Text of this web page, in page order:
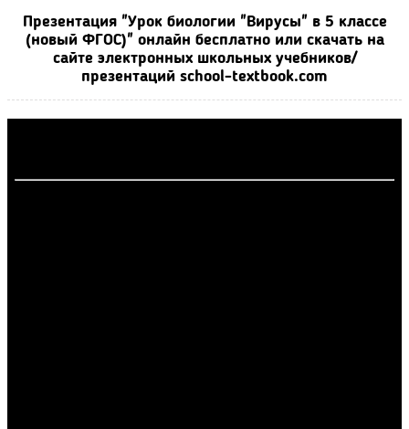
Презентация "Урок биологии "Вирусы" в 5 классе
(новый ФГОС)" онлайн бесплатно или скачать на
сайте электронных школьных учебников/
презентаций school-textbook.com